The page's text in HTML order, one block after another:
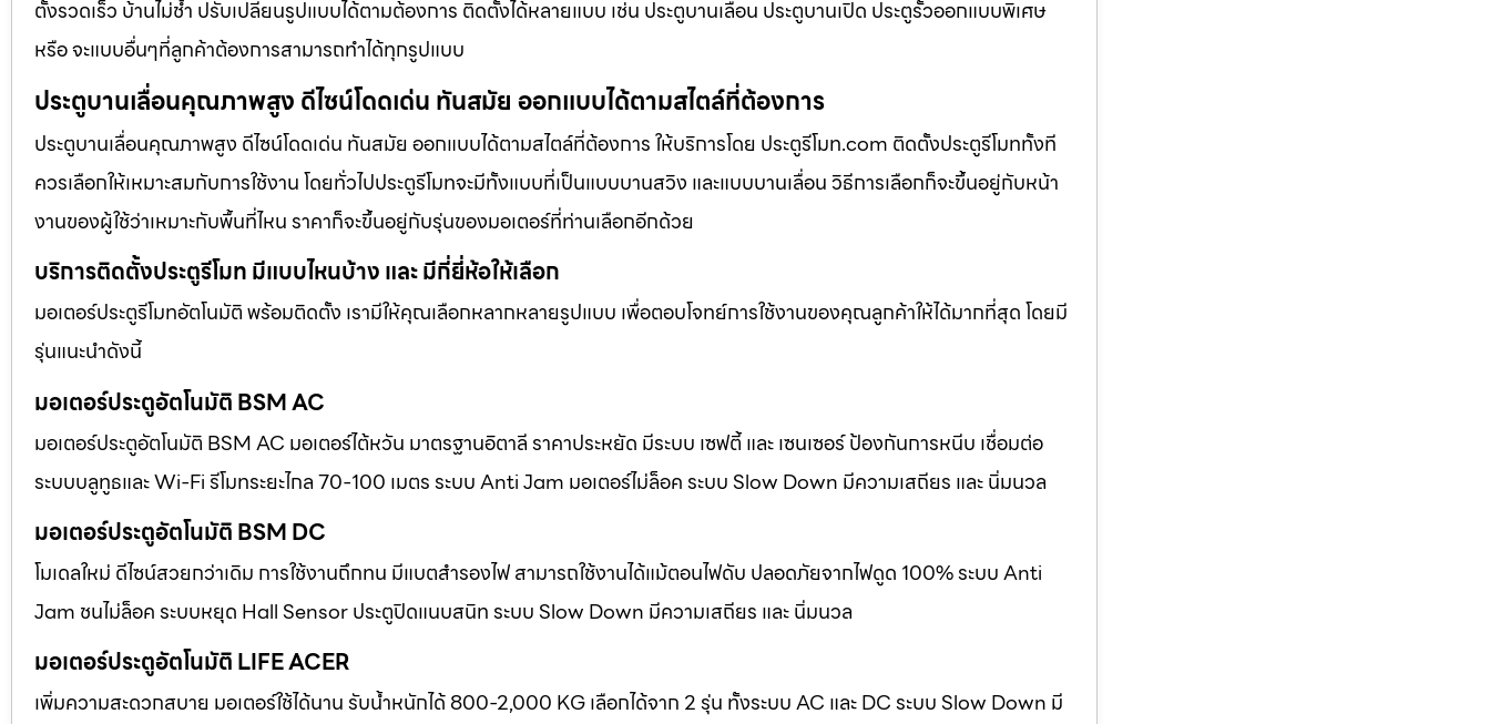
ตั้งรวดเร็ว บ้านไม่ช้ำ ปรับเปลี่ยนรูปแบบได้ตามต้องการ ติดตั้งได้หลายแบบ เช่น ประตูบานเลื่อน ประตูบานเปิด ประตูรั้วออกแบบพิเศษ
หรือ จะแบบอื่นๆที่ลูกค้าต้องการสามารถทำได้ทุกรูปแบบ
ประตูบานเลื่อนคุณภาพสูง ดีไซน์โดดเด่น ทันสมัย ออกแบบได้ตามสไตล์ที่ต้องการ
ประตูบานเลื่อนคุณภาพสูง ดีไซน์โดดเด่น ทันสมัย ออกแบบได้ตามสไตล์ที่ต้องการ ให้บริการโดย ประตูรีโมท.com ติดตั้งประตูรีโมททั้งที
ควรเลือกให้เหมาะสมกับการใช้งาน โดยทั่วไปประตูรีโมทจะมีทั้งแบบที่เป็นแบบบานสวิง และแบบบานเลื่อน วิธีการเลือกก็จะขึ้นอยู่กับหน้า
งานของผู้ใช้ว่าเหมาะกับพื้นที่ไหน ราคาก็จะขึ้นอยู่กับรุ่นของมอเตอร์ที่ท่านเลือกอีกด้วย
บริการติดตั้งประตูรีโมท มีแบบไหนบ้าง และ มีกี่ยี่ห้อให้เลือก
มอเตอร์ประตูรีโมทอัตโนมัติ พร้อมติดตั้ง เรามีให้คุณเลือกหลากหลายรูปแบบ เพื่อตอบโจทย์การใช้งานของคุณลูกค้าให้ได้มากที่สุด โดยมี
รุ่นแนะนำดังนี้
มอเตอร์ประตูอัตโนมัติ BSM AC
มอเตอร์ประตูอัตโนมัติ BSM AC มอเตอร์ไต้หวัน มาตรฐานอิตาลี ราคาประหยัด มีระบบ เซฟตี้ และ เซนเซอร์ ป้องกันการหนีบ เชื่อมต่อ
ระบบบลูทูธและ Wi-Fi รีโมทระยะไกล 70-100 เมตร ระบบ Anti Jam มอเตอร์ไม่ล็อค ระบบ Slow Down มีความเสถียร และ นิ่มนวล
มอเตอร์ประตูอัตโนมัติ BSM DC
โมเดลใหม่ ดีไซน์สวยกว่าเดิม การใช้งานถึกทน มีแบตสำรองไฟ สามารถใช้งานได้แม้ตอนไฟดับ ปลอดภัยจากไฟดูด 100% ระบบ Anti
Jam ชนไม่ล็อค ระบบหยุด Hall Sensor ประตูปิดแนบสนิท ระบบ Slow Down มีความเสถียร และ นิ่มนวล
มอเตอร์ประตูอัตโนมัติ LIFE ACER
เพิ่มความสะดวกสบาย มอเตอร์ใช้ได้นาน รับน้ำหนักได้ 800-2,000 KG เลือกได้จาก 2 รุ่น ทั้งระบบ AC และ DC ระบบ Slow Down มี